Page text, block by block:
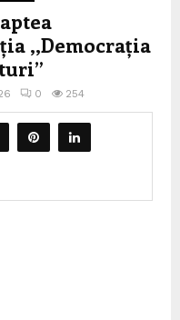
,,Democrația
0 254